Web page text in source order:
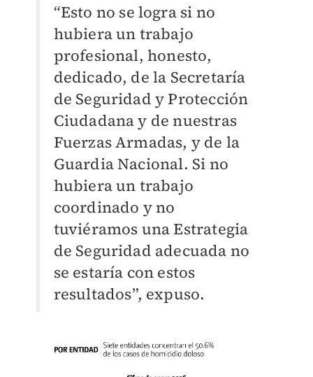
“Esto no se logra si no
hubiera un trabajo
profesional, honesto,
dedicado, de la Secretaría
de Seguridad y Protección
Ciudadana y de nuestras
Fuerzas Armadas, y de la
Guardia Nacional. Si no
hubiera un trabajo
coordinado y no
tuviéramos una Estrategia
de Seguridad adecuada no
se estaría con estos
resultados”, expuso.